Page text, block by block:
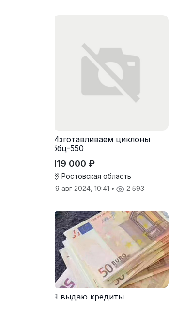
Изготавливаем циклоны
ббц-550
119 000 ₽
Ростовская область
19 авг 2024, 10:41 • 2 593
Я выдаю кредиты